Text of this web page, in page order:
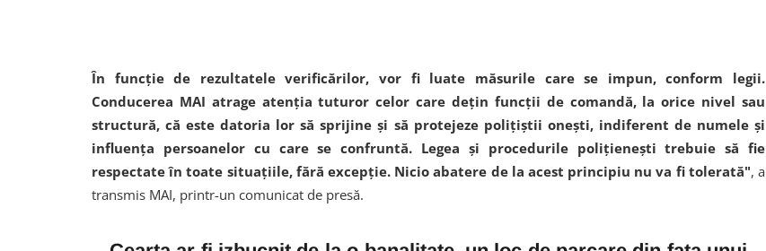
În funcţie de rezultatele verificărilor, vor fi luate măsurile care se impun, conform legii.
Conducerea MAI atrage atenţia tuturor celor care deţin funcţii de comandă, la orice nivel sau
structură, că este datoria lor să sprijine şi să protejeze poliţiştii oneşti, indiferent de numele şi
influenţa persoanelor cu care se confruntă. Legea şi procedurile poliţieneşti trebuie să fie
respectate în toate situaţiile, fără excepţie. Nicio abatere de la acest principiu nu va fi tolerată", a
transmis MAI, printr-un comunicat de presă.